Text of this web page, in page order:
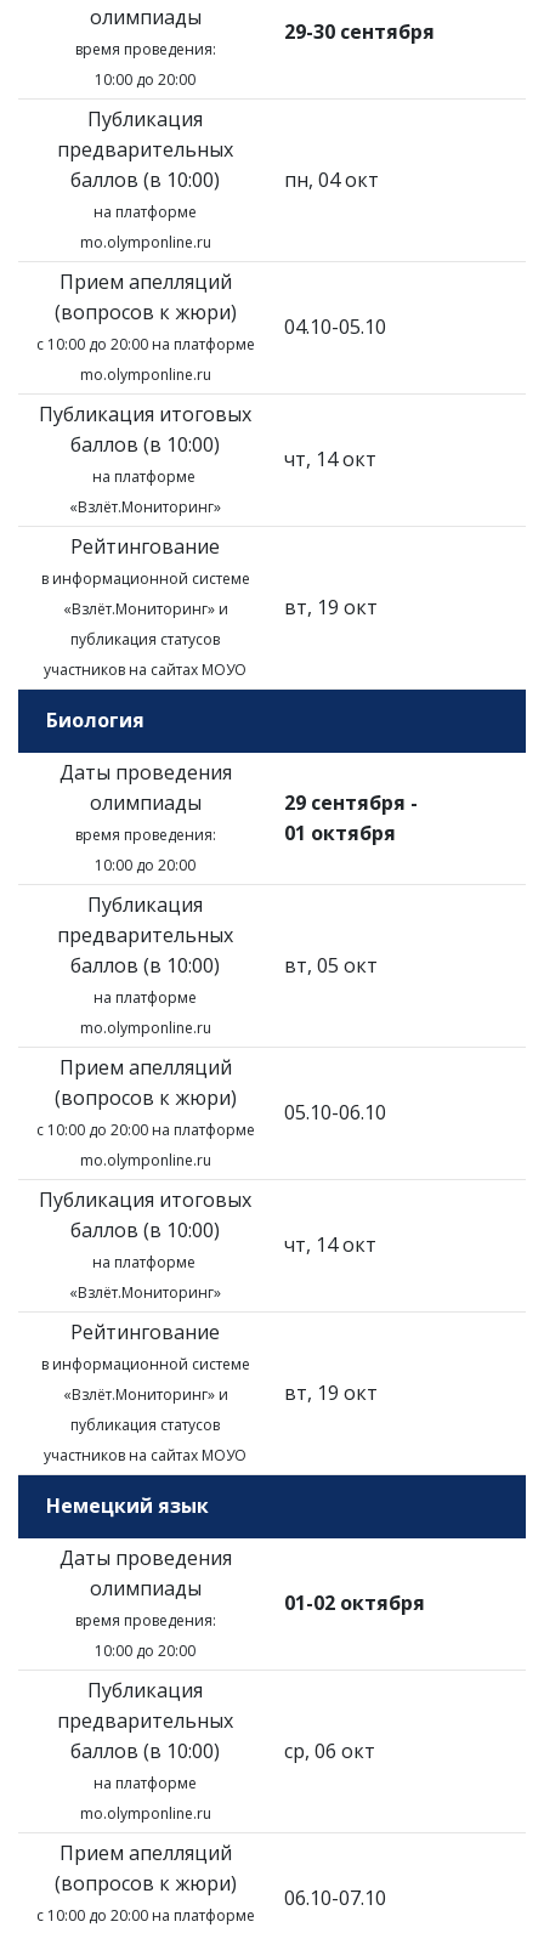
олимпиады
время проведения:
10:00 до 20:00
29-30 сентября
Публикация
предварительных
баллов (в 10:00)
на платформе
mo.olymponline.ru
пн, 04 окт
Прием апелляций
(вопросов к жюри)
с 10:00 до 20:00 на платформе
mo.olymponline.ru
04.10-05.10
Публикация итоговых
баллов (в 10:00)
на платформе
«Взлёт.Мониторинг»
чт, 14 окт
Рейтингование
в информационной системе
«Взлёт.Мониторинг» и
публикация статусов
участников на сайтах МОУО
вт, 19 окт
Биология
Даты проведения
олимпиады
время проведения:
10:00 до 20:00
29 сентября -
01 октября
Публикация
предварительных
баллов (в 10:00)
на платформе
mo.olymponline.ru
вт, 05 окт
Прием апелляций
(вопросов к жюри)
с 10:00 до 20:00 на платформе
mo.olymponline.ru
05.10-06.10
Публикация итоговых
баллов (в 10:00)
на платформе
«Взлёт.Мониторинг»
чт, 14 окт
Рейтингование
в информационной системе
«Взлёт.Мониторинг» и
публикация статусов
участников на сайтах МОУО
вт, 19 окт
Немецкий язык
Даты проведения
олимпиады
время проведения:
10:00 до 20:00
01-02 октября
Публикация
предварительных
баллов (в 10:00)
на платформе
mo.olymponline.ru
ср, 06 окт
Прием апелляций
(вопросов к жюри)
с 10:00 до 20:00 на платформе
06.10-07.10